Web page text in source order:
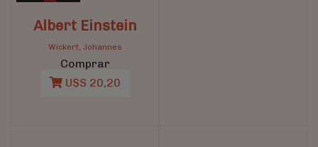
Albert Einstein
Wickert, Johannes
Comprar
U$S 20,20